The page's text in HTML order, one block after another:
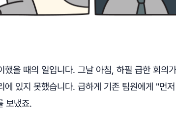
했을 때의 일입니다. 그날 아침, 하필 급한 회의
에 있지 못했습니다. 급하게 기존 팀원에게 "먼
보냈죠.